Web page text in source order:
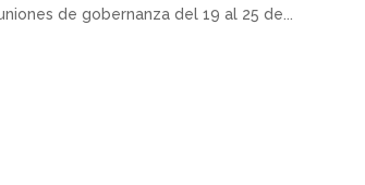
de gobernanza del 19 al 25 de...